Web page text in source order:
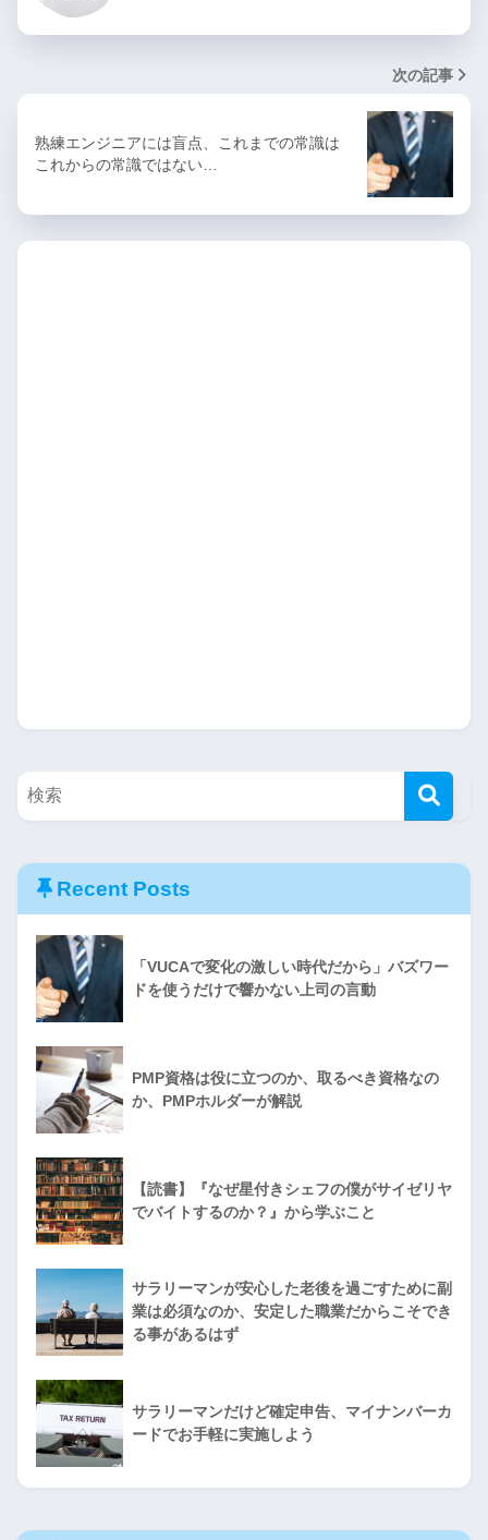
次の記事
熟練エンジニアには盲点、これまでの常識は
これからの常識ではない…
Recent Posts
「VUCAで変化の激しい時代だから」バズワー
ドを使うだけで響かない上司の言動
PMP資格は役に立つのか、取るべき資格なの
か、PMPホルダーが解説
【読書】『なぜ星付きシェフの僕がサイゼリヤ
でバイトするのか？』から学ぶこと
サラリーマンが安心した老後を過ごすために副
業は必須なのか、安定した職業だからこそでき
る事があるはず
サラリーマンだけど確定申告、マイナンバーカ
ードでお手軽に実施しよう